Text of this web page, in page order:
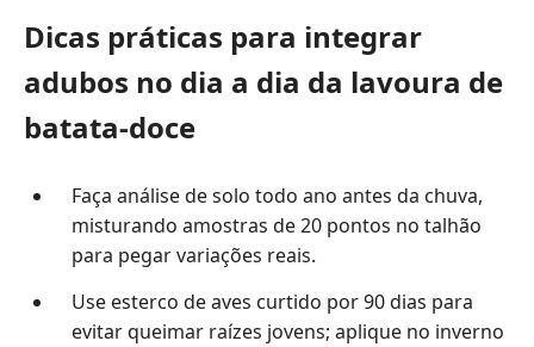
Dicas práticas para integrar
adubos no dia a dia da lavoura de
batata-doce
Faça análise de solo todo ano antes da chuva,
misturando amostras de 20 pontos no talhão
para pegar variações reais.
Use esterco de aves curtido por 90 dias para
evitar queimar raízes jovens; aplique no inverno